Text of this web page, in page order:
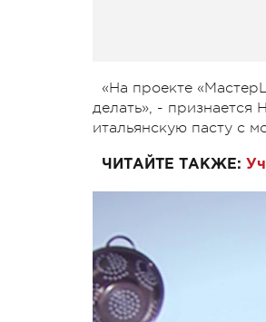
«На проекте
делать», - признается
итальянскую пасту с
ЧИТАЙТЕ ТАКЖЕ: